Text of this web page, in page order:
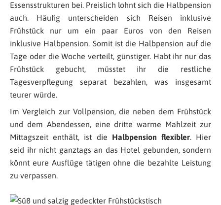
Essensstrukturen bei. Preislich lohnt sich die Halbpension
auch. Häufig unterscheiden sich Reisen inklusive
Frühstück nur um ein paar Euros von den Reisen
inklusive Halbpension. Somit ist die Halbpension auf die
Tage oder die Woche verteilt, günstiger. Habt ihr nur das
Frühstück gebucht, müsstet ihr die restliche
Tagesverpflegung separat bezahlen, was insgesamt
teurer würde.
Im Vergleich zur Vollpension, die neben dem Frühstück
und dem Abendessen, eine dritte warme Mahlzeit zur
Mittagszeit enthält, ist die Halbpension flexibler. Hier
seid ihr nicht ganztags an das Hotel gebunden, sondern
könnt eure Ausflüge tätigen ohne die bezahlte Leistung
zu verpassen.